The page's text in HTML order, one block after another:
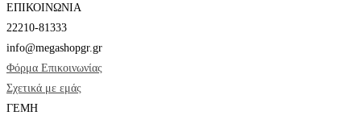
ΕΠΙΚΟΙΝΩΝΙΑ
22210-81333
info@megashopgr.gr
Φόρμα Επικοινωνίας
Σχετικά με εμάς
ΓΕΜΗ